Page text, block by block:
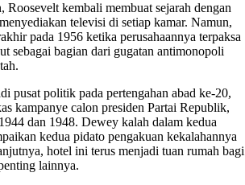
Roosevelt kembali membuat sejarah dengan
televisi di setiap kamar. Namun,
pada 1956 ketika perusahaannya terpaksa
sebagai bagian dari gugatan antimonopoli
pusat politik pada pertengahan abad ke-20,
kampanye calon presiden Partai Republik,
dan 1948. Dewey kalah dalam kedua
kedua pidato pengakuan kekalahannya
hotel ini terus menjadi tuan rumah bagi
lainnya.